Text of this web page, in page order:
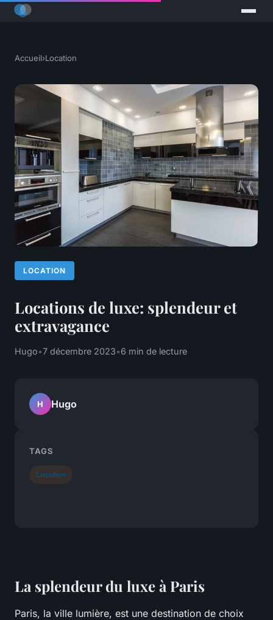
Accueil›Location
LOCATION
Locations de luxe: splendeur et
extravagance
Hugo•7 décembre 2023•6 min de lecture
La splendeur du luxe à Paris
Paris, la ville lumière, est une destination de choix
H Hugo
TAGS
Location